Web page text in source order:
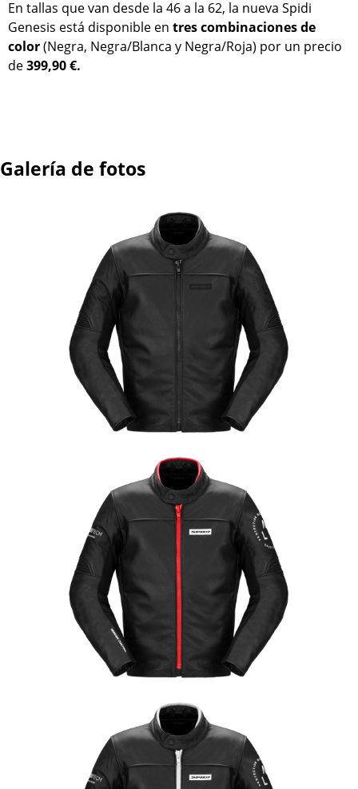
En tallas que van desde la 46 a la 62, la nueva Spidi
Genesis está disponible en tres combinaciones de
color(Negra, Negra/Blanca y Negra/Roja) por un precio
de399,90 €.
Galería de fotos